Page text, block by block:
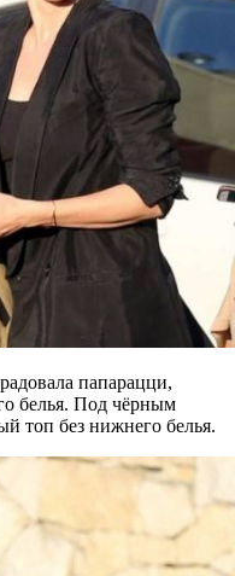
папарацци,
белья. Под чёрным
топ без нижнего белья.